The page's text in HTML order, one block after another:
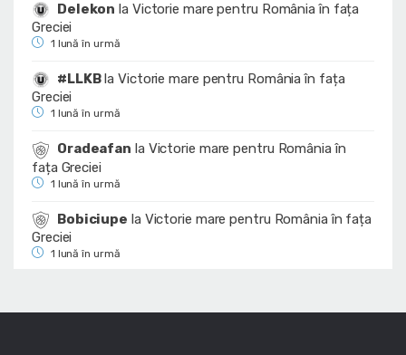
Delekon la Victorie mare pentru România în fața
Greciei
1 lună în urmă
#LLKBlaVictorie mare pentru România în fața
Greciei
1 lună în urmă
Oradeafan la Victorie mare pentru România în
fața Greciei
1 lună în urmă
Bobiciupe la Victorie mare pentru România în fața
Greciei
1 lună în urmă